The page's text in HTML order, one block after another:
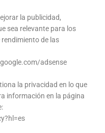
la publicidad,
sea relevante para los
de las
adsense
la privacidad en lo que
información en la página